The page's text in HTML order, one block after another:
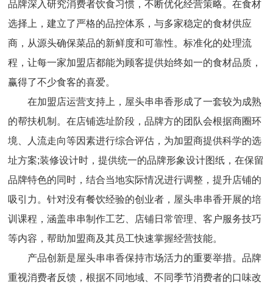
品牌深入研究消费者饮食习惯，不断优化经营策略。在食材
选择上，建立了严格的品控体系，与多家稳定的食材供应
商，从源头确保菜品的新鲜度和可靠性。标准化的处理流
程，让每一家加盟店都能为顾客提供始终如一的食材品质，
赢得了不少食客的喜爱。
在加盟店运营支持上，屋头串串香形成了一套较为成熟
的帮扶机制。在店铺选址阶段，品牌方的团队会根据商圈环
境、人流走向等因素进行综合评估，为加盟商提供科学的选
址方案;装修设计时，提供统一的品牌形象设计图纸，在保留
品牌特色的同时，结合当地实际情况进行调整，提升店铺的
吸引力。针对没有餐饮经验的创业者，屋头串串香开展的培
训课程，涵盖串串制作工艺、店铺日常管理、客户服务技巧
等内容，帮助加盟商及其员工快速掌握经营技能。
产品创新是屋头串串香保持市场活力的重要举措。品牌
重视消费者反馈，根据不同地域、不同季节消费者的口味改